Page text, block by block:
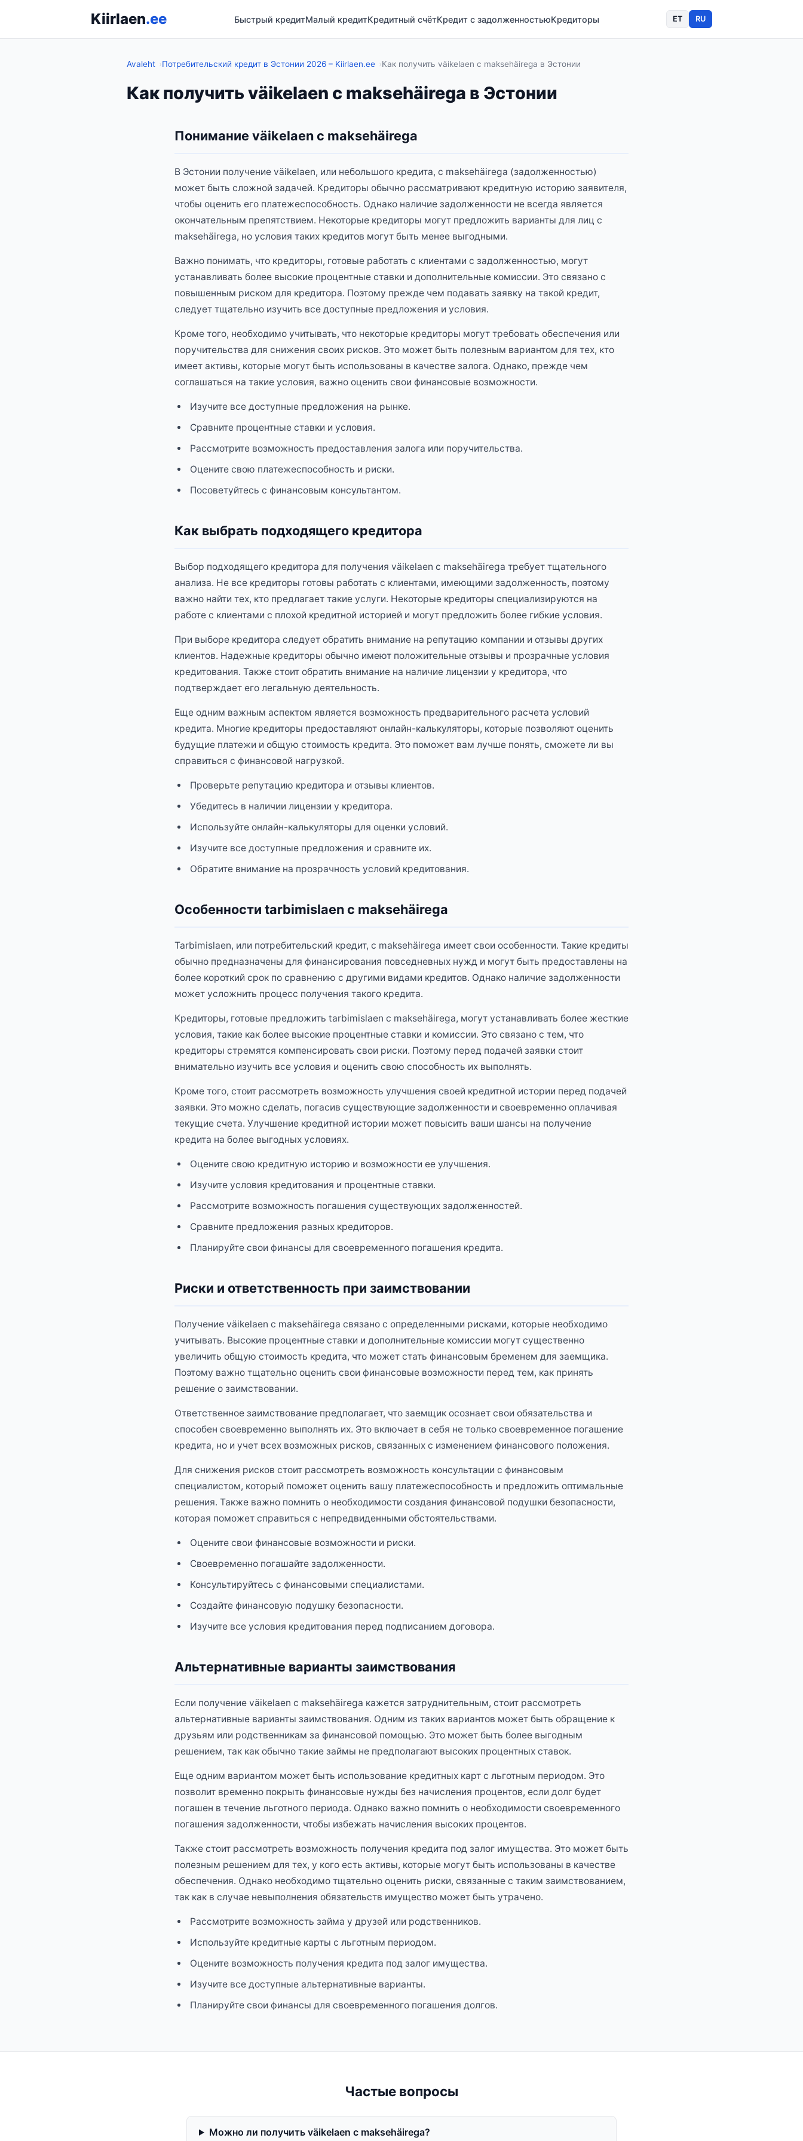
Kiirlaen.ee Быстрый кредитМалый кредитКредитный счётКредит с задолженностьюКредиторы ET RU
Avaleht Потребительский кредит в Эстонии 2026 – Kiirlaen.ee Как получить väikelaen с maksehäirega в Эстонии
Как получить väikelaen с maksehäirega в Эстонии
Понимание väikelaen с maksehäirega
В Эстонии получение väikelaen, или небольшого кредита, с maksehäirega (задолженностью)
может быть сложной задачей. Кредиторы обычно рассматривают кредитную историю заявителя,
чтобы оценить его платежеспособность. Однако наличие задолженности не всегда является
окончательным препятствием. Некоторые кредиторы могут предложить варианты для лиц с
maksehäirega, но условия таких кредитов могут быть менее выгодными.
Важно понимать, что кредиторы, готовые работать с клиентами с задолженностью, могут
устанавливать более высокие процентные ставки и дополнительные комиссии. Это связано с
повышенным риском для кредитора. Поэтому прежде чем подавать заявку на такой кредит,
следует тщательно изучить все доступные предложения и условия.
Кроме того, необходимо учитывать, что некоторые кредиторы могут требовать обеспечения или
поручительства для снижения своих рисков. Это может быть полезным вариантом для тех, кто
имеет активы, которые могут быть использованы в качестве залога. Однако, прежде чем
соглашаться на такие условия, важно оценить свои финансовые возможности.
Изучите все доступные предложения на рынке.
Сравните процентные ставки и условия.
Рассмотрите возможность предоставления залога или поручительства.
Оцените свою платежеспособность и риски.
Посоветуйтесь с финансовым консультантом.
Как выбрать подходящего кредитора
Выбор подходящего кредитора для получения väikelaen с maksehäirega требует тщательного
анализа. Не все кредиторы готовы работать с клиентами, имеющими задолженность, поэтому
важно найти тех, кто предлагает такие услуги. Некоторые кредиторы специализируются на
работе с клиентами с плохой кредитной историей и могут предложить более гибкие условия.
При выборе кредитора следует обратить внимание на репутацию компании и отзывы других
клиентов. Надежные кредиторы обычно имеют положительные отзывы и прозрачные условия
кредитования. Также стоит обратить внимание на наличие лицензии у кредитора, что
подтверждает его легальную деятельность.
Еще одним важным аспектом является возможность предварительного расчета условий
кредита. Многие кредиторы предоставляют онлайн-калькуляторы, которые позволяют оценить
будущие платежи и общую стоимость кредита. Это поможет вам лучше понять, сможете ли вы
справиться с финансовой нагрузкой.
Проверьте репутацию кредитора и отзывы клиентов.
Убедитесь в наличии лицензии у кредитора.
Используйте онлайн-калькуляторы для оценки условий.
Изучите все доступные предложения и сравните их.
Обратите внимание на прозрачность условий кредитования.
Особенности tarbimislaen с maksehäirega
Tarbimislaen, или потребительский кредит, с maksehäirega имеет свои особенности. Такие кредиты
обычно предназначены для финансирования повседневных нужд и могут быть предоставлены на
более короткий срок по сравнению с другими видами кредитов. Однако наличие задолженности
может усложнить процесс получения такого кредита.
Кредиторы, готовые предложить tarbimislaen с maksehäirega, могут устанавливать более жесткие
условия, такие как более высокие процентные ставки и комиссии. Это связано с тем, что
кредиторы стремятся компенсировать свои риски. Поэтому перед подачей заявки стоит
внимательно изучить все условия и оценить свою способность их выполнять.
Кроме того, стоит рассмотреть возможность улучшения своей кредитной истории перед подачей
заявки. Это можно сделать, погасив существующие задолженности и своевременно оплачивая
текущие счета. Улучшение кредитной истории может повысить ваши шансы на получение
кредита на более выгодных условиях.
Оцените свою кредитную историю и возможности ее улучшения.
Изучите условия кредитования и процентные ставки.
Рассмотрите возможность погашения существующих задолженностей.
Сравните предложения разных кредиторов.
Планируйте свои финансы для своевременного погашения кредита.
Риски и ответственность при заимствовании
Получение väikelaen с maksehäirega связано с определенными рисками, которые необходимо
учитывать. Высокие процентные ставки и дополнительные комиссии могут существенно
увеличить общую стоимость кредита, что может стать финансовым бременем для заемщика.
Поэтому важно тщательно оценить свои финансовые возможности перед тем, как принять
решение о заимствовании.
Ответственное заимствование предполагает, что заемщик осознает свои обязательства и
способен своевременно выполнять их. Это включает в себя не только своевременное погашение
кредита, но и учет всех возможных рисков, связанных с изменением финансового положения.
Для снижения рисков стоит рассмотреть возможность консультации с финансовым
специалистом, который поможет оценить вашу платежеспособность и предложить оптимальные
решения. Также важно помнить о необходимости создания финансовой подушки безопасности,
которая поможет справиться с непредвиденными обстоятельствами.
Оцените свои финансовые возможности и риски.
Своевременно погашайте задолженности.
Консультируйтесь с финансовыми специалистами.
Создайте финансовую подушку безопасности.
Изучите все условия кредитования перед подписанием договора.
Альтернативные варианты заимствования
Если получение väikelaen с maksehäirega кажется затруднительным, стоит рассмотреть
альтернативные варианты заимствования. Одним из таких вариантов может быть обращение к
друзьям или родственникам за финансовой помощью. Это может быть более выгодным
решением, так как обычно такие займы не предполагают высоких процентных ставок.
Еще одним вариантом может быть использование кредитных карт с льготным периодом. Это
позволит временно покрыть финансовые нужды без начисления процентов, если долг будет
погашен в течение льготного периода. Однако важно помнить о необходимости своевременного
погашения задолженности, чтобы избежать начисления высоких процентов.
Также стоит рассмотреть возможность получения кредита под залог имущества. Это может быть
полезным решением для тех, у кого есть активы, которые могут быть использованы в качестве
обеспечения. Однако необходимо тщательно оценить риски, связанные с таким заимствованием,
так как в случае невыполнения обязательств имущество может быть утрачено.
Рассмотрите возможность займа у друзей или родственников.
Используйте кредитные карты с льготным периодом.
Оцените возможность получения кредита под залог имущества.
Изучите все доступные альтернативные варианты.
Планируйте свои финансы для своевременного погашения долгов.
Частые вопросы
Можно ли получить väikelaen с maksehäirega?